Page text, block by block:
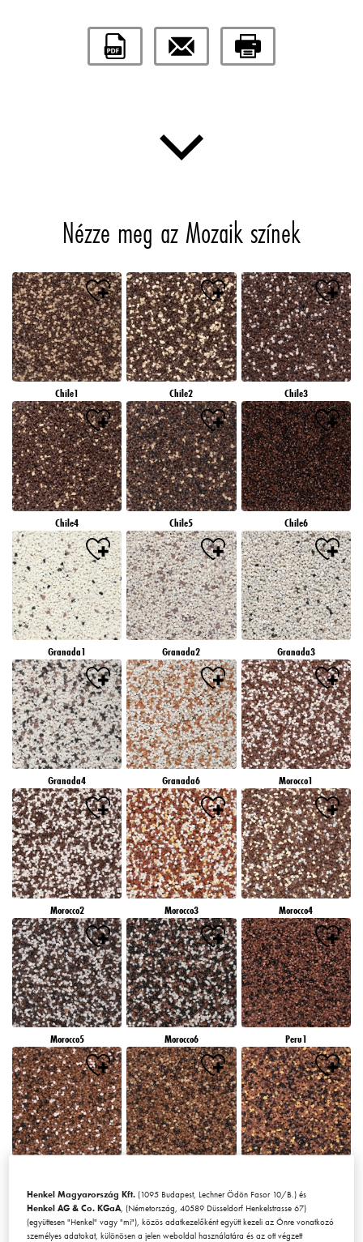
Nézze meg az Mozaik színek
Chile1 Chile2 Chile3
Chile4 Chile5 Chile6
Granada1 Granada2 Granada3
Granada4 Granada6 Morocco1
Morocco2 Morocco3 Morocco4
Morocco5 Morocco6 Peru1
Henkel Magyarország Kft.(1095 Budapest, Lechner Ödön Fasor 10/B.) és
Henkel AG & Co. KGaA , (Németország, 40589 Düsseldorf Henkelstrasse 67)
(együttesen "Henkel" vagy "mi"), közös adatkezelőként együtt kezeli az Önre vonatkozó
személyes adatokat, különösen a jelen weboldal használatára és az ott végzett